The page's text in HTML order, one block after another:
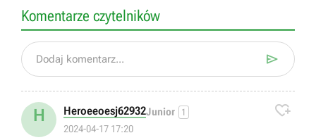
Komentarze czytelników
Dodaj komentarz... 
H Heroeeoesj62932Junior 1
2024-04-17 17:20
